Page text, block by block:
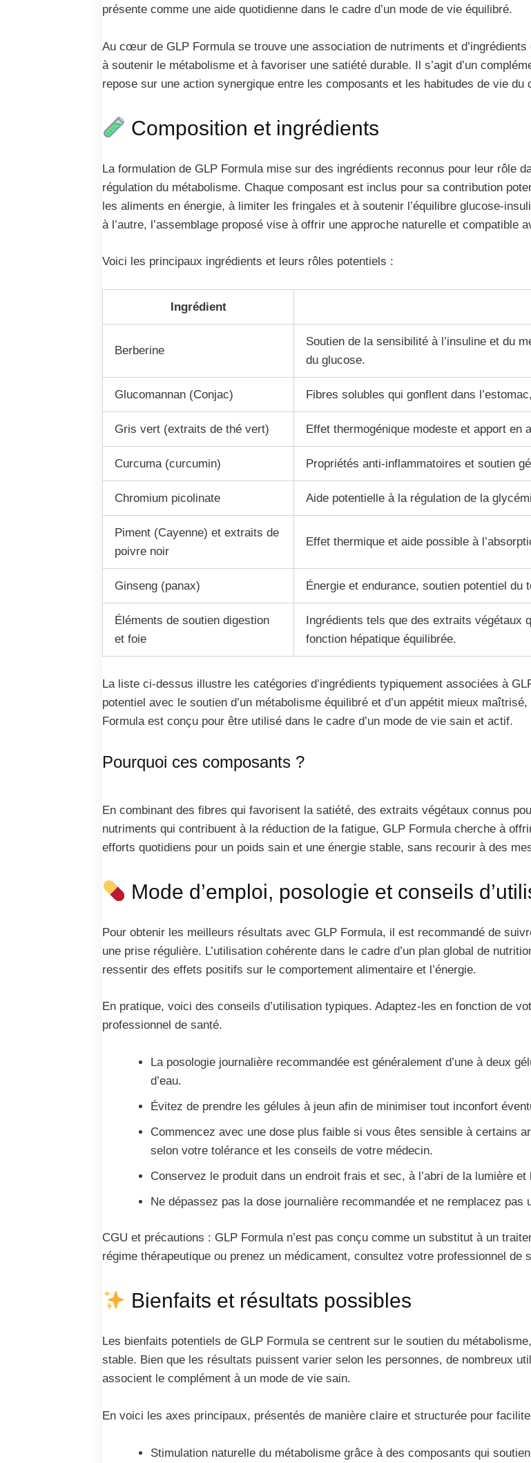
présente comme une aide quotidienne dans le cadre d’un mode de vie équilibré.
Au cœur de GLP Formula se trouve une association de nutriments et
à soutenir le métabolisme et à favoriser une satiété durable. Il s’agit d’un
repose sur une action synergique entre les composants et les habitudes de vie du
Composition et ingrédients
La formulation de GLP Formula mise sur des ingrédients reconnus pour leur rôle
régulation du métabolisme. Chaque composant est inclus pour sa contribution
les aliments en énergie, à limiter les fringales et à soutenir l’équilibre glucose-
à l’autre, l’assemblage proposé vise à offrir une approche naturelle et compatible
Voici les principaux ingrédients et leurs rôles potentiels :
Ingrédient
Berberine
Soutien de la sensibilité à l’insuline et du
du glucose.
Glucomannan (Conjac) Fibres solubles qui gonflent dans
Gris vert (extraits de thé vert) Effet thermogénique modeste et apport
Curcuma (curcumin) Propriétés anti-inflammatoires et soutien
Chromium picolinate Aide potentielle à la régulation de la
Piment (Cayenne) et extraits de
poivre noir
Effet thermique et aide possible à
Ginseng (panax) Énergie et endurance, soutien potentiel du
Éléments de soutien digestion
et foie
Ingrédients tels que des extraits végétaux
fonction hépatique équilibrée.
La liste ci-dessus illustre les catégories d’ingrédients typiquement associées à
potentiel avec le soutien d’un métabolisme équilibré et d’un appétit mieux
Formula est conçu pour être utilisé dans le cadre d’un mode de vie sain et actif.
Pourquoi ces composants ?
En combinant des fibres qui favorisent la satiété, des extraits végétaux connus
nutriments qui contribuent à la réduction de la fatigue, GLP Formula cherche à
efforts quotidiens pour un poids sain et une énergie stable, sans recourir à des
Mode d’emploi, posologie et conseils
Pour obtenir les meilleurs résultats avec GLP Formula, il est recommandé de
une prise régulière. L’utilisation cohérente dans le cadre d’un plan global de
ressentir des effets positifs sur le comportement alimentaire et l’énergie.
En pratique, voici des conseils d’utilisation typiques. Adaptez-les en fonction de
professionnel de santé.
La posologie journalière recommandée est généralement d’une à deux
d’eau.
Évitez de prendre les gélules à jeun afin de minimiser tout inconfort
Commencez avec une dose plus faible si vous êtes sensible à certains
selon votre tolérance et les conseils de votre médecin.
Conservez le produit dans un endroit frais et sec, à l’abri de la lumière
Ne dépassez pas la dose journalière recommandée et ne remplacez
CGU et précautions : GLP Formula n’est pas conçu comme un substitut à un
régime thérapeutique ou prenez un médicament, consultez votre professionnel de
Bienfaits et résultats possibles
Les bienfaits potentiels de GLP Formula se centrent sur le soutien du
stable. Bien que les résultats puissent varier selon les personnes, de nombreux
associent le complément à un mode de vie sain.
En voici les axes principaux, présentés de manière claire et structurée pour
Stimulation naturelle du métabolisme grâce à des composants qui